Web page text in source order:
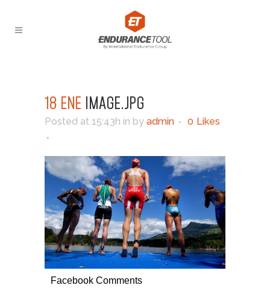
18 ENE IMAGE.JPG
Posted at 15:43h in by admin 0 Likes
Facebook Comments